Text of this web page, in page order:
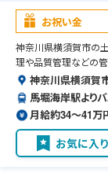
お祝い金
神奈川県横須賀市の
理や品質管理などの管
神奈川県横須賀
馬堀海岸駅より
月給約34〜41万
お気に入り